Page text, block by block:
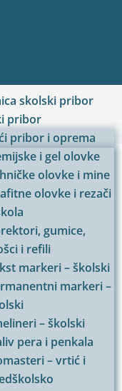
pribor
pribor i oprema
i gel olovke
olovke i mine
olovke i rezači
gumice,
i refili
markeri – školski
markeri –
– školski
pera i penkala
– vrtić i
pribor “>“ Đačke